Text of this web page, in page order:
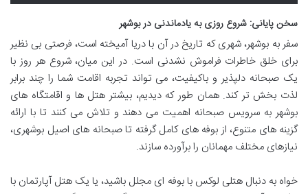
سخن پایانی: شروع روزی به یادماندنی در بوشهر
سفر به بوشهر، شهری که تاریخ در آن با دریا آمیخته است، فرصتی بی نظیر
برای خلق خاطرات فراموش نشدنی است. در این میان، شروع هر روز با
یک صبحانه دلپذیر و باکیفیت، می تواند تجربه اقامت شما را چند برابر
لذت بخش تر کند. همان طور که دیدیم، بیشتر هتل ها و اقامتگاه های
بوشهر به سرویس صبحانه اهمیت می دهند و تلاش می کنند تا با ارائه
گزینه های متنوع، از بوفه های کامل گرفته تا صبحانه های اصیل بوشهری،
نیازهای مختلف مهمانان را برآورده سازند.
خواه به دنبال هتلی لوکس با بوفه ای مجلل باشید، یا یک هتل آپارتمان با